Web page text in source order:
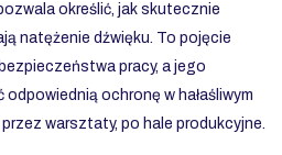
określić, jak skutecznie
natężenie dźwięku. To pojęcie
pracy, a jego
ochronę w hałaśliwym
warsztaty, po hale produkcyjne.